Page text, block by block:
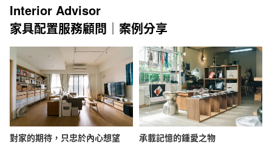
Interior Advisor
家具配置服務顧問｜案例分享
對家的期待，只忠於內心想望 承載記憶的鍾愛之物